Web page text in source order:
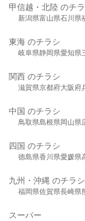
甲信越・北陸 のチ
新潟県富山県石川県
東海 のチラシ
岐阜県静岡県愛知県
関西 のチラシ
滋賀県京都府大阪府
中国 のチラシ
鳥取県島根県岡山県
四国 のチラシ
徳島県香川県愛媛県
九州・沖縄 のチラシ
福岡県佐賀県長崎県
スーパー